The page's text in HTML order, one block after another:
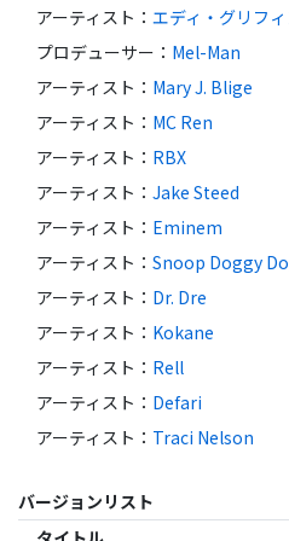
アーティスト ： エディ・グリフ
プロデューサー ： Mel-Man
アーティスト ： Mary J. Blige
アーティスト ： MC Ren
アーティスト ： RBX
アーティスト ： Jake Steed
アーティスト ： Eminem
アーティスト ： Snoop Doggy
アーティスト ： Dr. Dre
アーティスト ： Kokane
アーティスト ： Rell
アーティスト ： Defari
アーティスト ： Traci Nelson
バージョンリスト